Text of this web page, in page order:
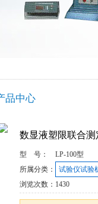
品中心
数显液塑限联合测
型 号：
LP-100型
所属分类：
试验仪试验
浏览次数： 1430